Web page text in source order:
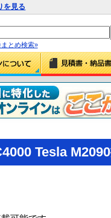
を見る
とめ検索»
Tesla